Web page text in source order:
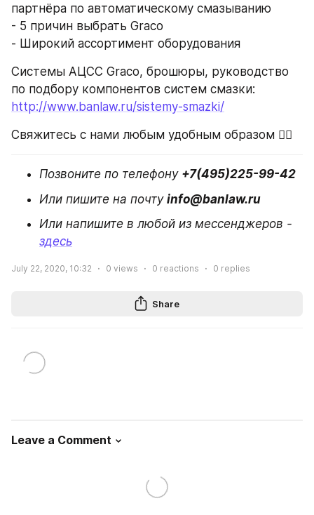
партнёра по автоматическому смазыванию
- 5 причин выбрать Graco
- Широкий ассортимент оборудования
Системы АЦСС Graco, брошюры, руководство
http://www.banlaw.ru/sistemy-smazki/
Свяжитесь с нами любым удобным образом 👇🏻
Позвоните по телефону +7(495)225-99-42
Или пишите на почту info@banlaw.ru
здесь
July 22, 2020, 10:32 0 views 0 reactions 0 replies
Share
Leave a Comment